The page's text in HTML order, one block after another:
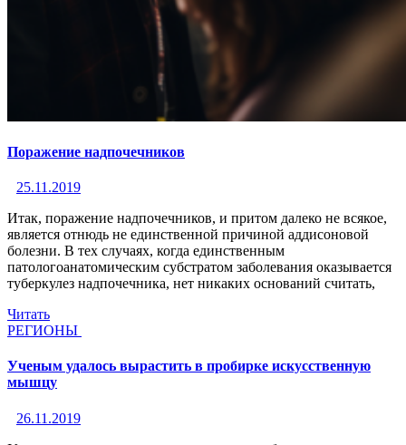
Поражение надпочечников
25.11.2019
Итак, поражение надпочечников, и притом далеко не всякое,
является отнюдь не единственной причиной аддисоновой
болезни. В тех случаях, когда единственным
патологоанатомическим субстратом заболевания оказывается
туберкулез надпочечника, нет никаких оснований считать,
Читать
РЕГИОНЫ
Ученым удалось вырастить в пробирке искусственную
мышцу
26.11.2019